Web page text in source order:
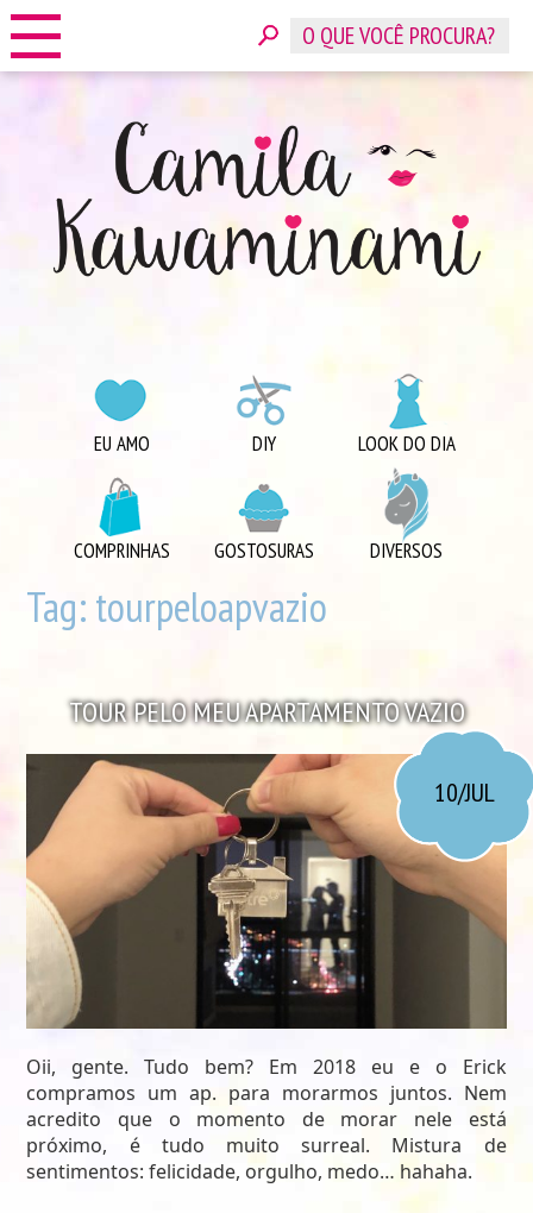
CONTATO
CATEGORIAS
COMPRINHAS
DIVERSOS
EU AMO
INSPIRAÇÕES
LOOK DO DIA
MORANDO JUNTOS
ORGANIZAÇÃO
PLAYLISTS
VIAGENS
VÍDEOS
EU AMO DIY LOOK DO DIA
COMPRINHAS GOSTOSURAS DIVERSOS
Tag:tourpeloapvazio
TOUR PELO MEU APARTAMENTO VAZIO
10/JUL
Oii, gente. Tudo bem? Em 2018 eu e o Erick
compramos um ap. para morarmos juntos. Nem
acredito que o momento de morar nele está
próximo, é tudo muito surreal. Mistura de
sentimentos: felicidade, orgulho, medo… hahaha.